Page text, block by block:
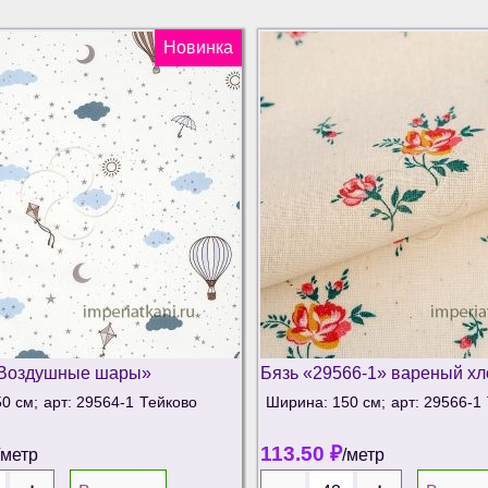
Новинка
шары»
см; арт: 29564-1 Тейково
Бязь «29566-1» вареный
Ширина: 150 см; арт: 29566-1
113.50 ₽/метр